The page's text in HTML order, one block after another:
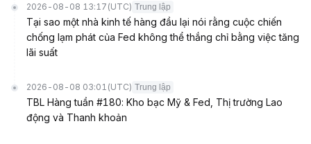
2026-08-08 13:17 (UTC) Trung lập
Tại sao một nhà kinh tế hàng đầu lại nói rằng cuộc chiến
chống lạm phát của Fed không thể thắng chỉ bằng việc tăng
lãi suất
2026-08-08 03:01 (UTC) Trung lập
TBL Hàng tuần #180: Kho bạc Mỹ & Fed, Thị trường Lao
động và Thanh khoản